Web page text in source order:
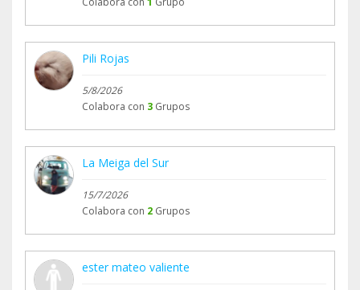
Pili Rojas
5/8/2026
Colabora con 3 Grupos
La Meiga del Sur
15/7/2026
Colabora con 2 Grupos
ester mateo valiente